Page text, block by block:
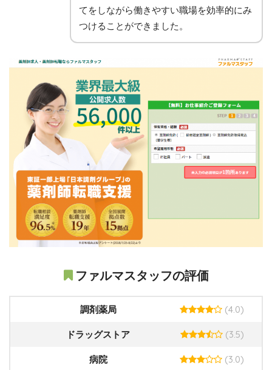
てをしながら働きやすい職場を効率的にみ
つけることができました。
ファルマスタッフの評価
調剤薬局 (4.0)
ドラッグストア (3.5)
病院 (3.0)